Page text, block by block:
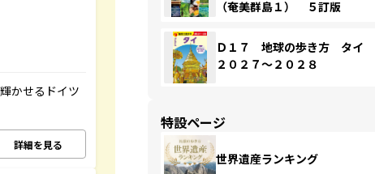
かせるドイツ
詳細を見る
（奄美群島１） ５訂版
Ｄ１７ 地球の歩き方 タイ
２０２７～２０２８
特設ページ
世界遺産ランキング